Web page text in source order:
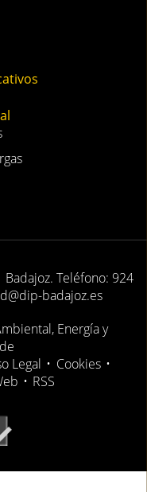
Badajoz. Teléfono: 924
badajoz.es
Energía y
Legal • Cookies •
• RSS